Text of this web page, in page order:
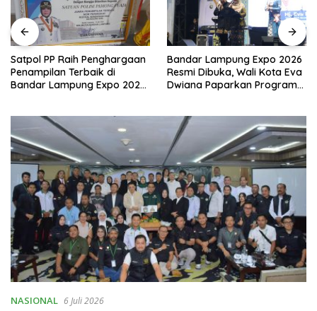
Satpol PP Raih Penghargaan
Penampilan Terbaik di
Bandar Lampung Expo 2026,
Masyarakat
Bandar Lampung Expo 2026
Resmi Dibuka, Wali Kota Eva
Dwiana Paparkan Program
Lampung
NASIONAL 6 Juli 2026